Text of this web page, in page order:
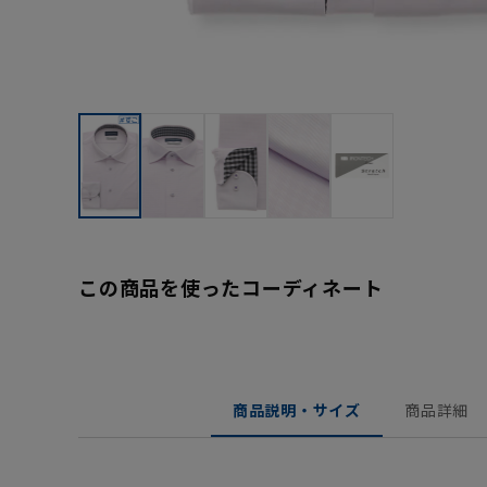
この商品を使ったコーディネート
商品説明・サイズ 商品詳細